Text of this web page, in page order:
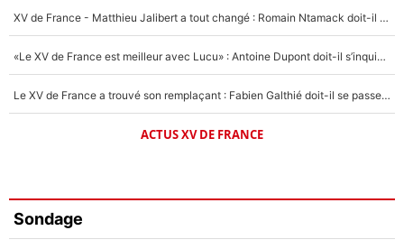
XV de France - Matthieu Jalibert a tout changé : Romain Ntamack doit-il s’inquiéter pour sa place à un an de la Coupe du monde ?
«Le XV de France est meilleur avec Lucu» : Antoine Dupont doit-il s’inquiéter pour sa place ?
Le XV de France a trouvé son remplaçant : Fabien Galthié doit-il se passer d'Antoine Dupont ?
ACTUS XV DE FRANCE
Sondage